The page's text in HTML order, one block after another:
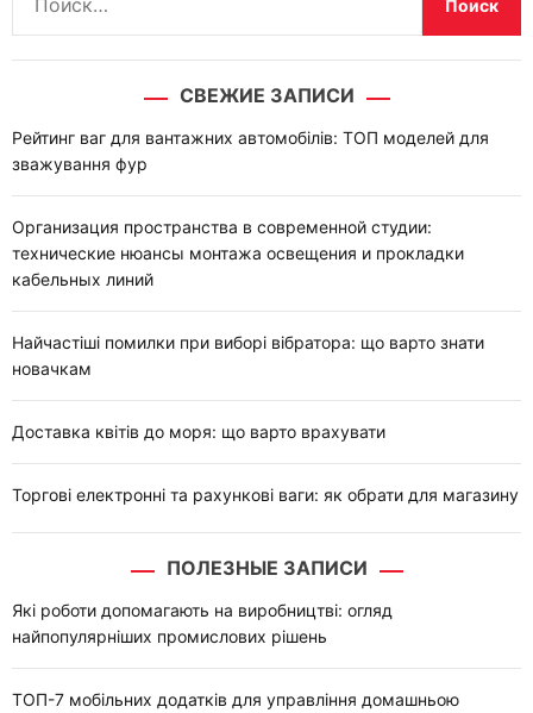
:
СВЕЖИЕ ЗАПИСИ
Рейтинг ваг для вантажних автомобілів: ТОП моделей для
зважування фур
Организация пространства в современной студии:
технические нюансы монтажа освещения и прокладки
кабельных линий
Найчастіші помилки при виборі вібратора: що варто знати
новачкам
Доставка квітів до моря: що варто врахувати
Торгові електронні та рахункові ваги: як обрати для магазину
ПОЛЕЗНЫЕ ЗАПИСИ
Які роботи допомагають на виробництві: огляд
найпопулярніших промислових рішень
ТОП-7 мобільних додатків для управління домашньою